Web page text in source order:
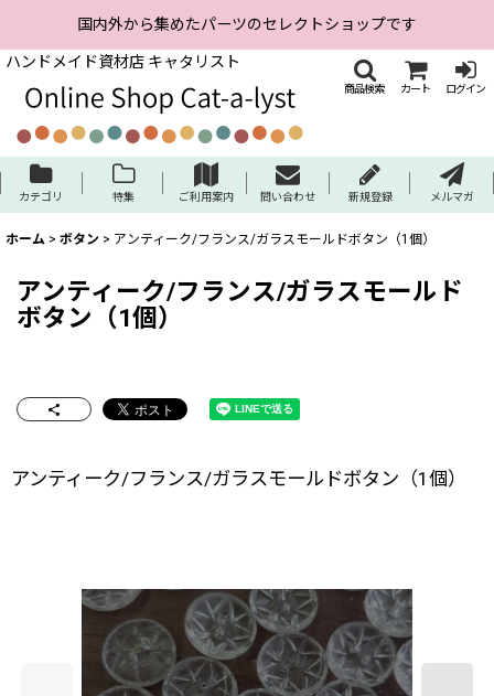
国内外から集めたパーツのセレクトショップです
ハンドメイド資材店 キャタリスト
商品検索 カート ログイン
カテゴリ 特集 ご利用案内 問い合わせ 新規登録 メルマガ
ホーム > ボタン > アンティーク/フランス/ガラスモールドボタン（1個）
アンティーク/フランス/ガラスモールド
ボタン（1個）
アンティーク/フランス/ガラスモールドボタン（1個）